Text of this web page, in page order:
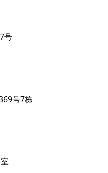
号
号7栋